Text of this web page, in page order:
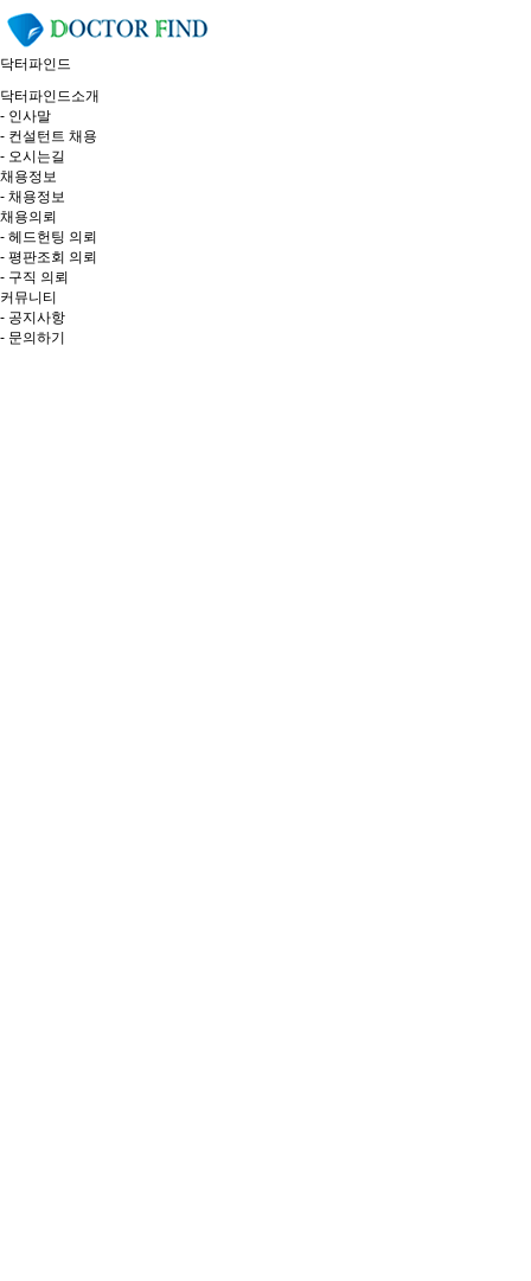
닥터파인드
닥터파인드소개
- 인사말
- 컨설턴트 채용
- 오시는길
채용정보
- 채용정보
채용의뢰
- 헤드헌팅 의뢰
- 평판조회 의뢰
- 구직 의뢰
커뮤니티
- 공지사항
- 문의하기